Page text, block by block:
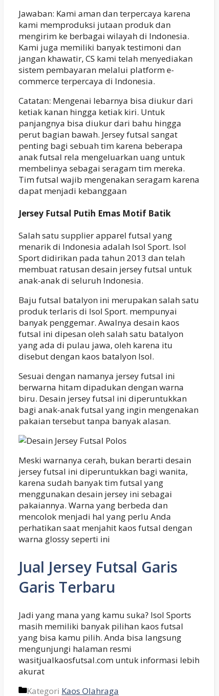
Jawaban: Kami aman dan terpercaya karena
kami memproduksi jutaan produk dan
mengirim ke berbagai wilayah di Indonesia.
Kami juga memiliki banyak testimoni dan
jangan khawatir, CS kami telah menyediakan
sistem pembayaran melalui platform e-
commerce terpercaya di Indonesia.
Catatan: Mengenai lebarnya bisa diukur dari
ketiak kanan hingga ketiak kiri. Untuk
panjangnya bisa diukur dari bahu hingga
perut bagian bawah. Jersey futsal sangat
penting bagi sebuah tim karena beberapa
anak futsal rela mengeluarkan uang untuk
membelinya sebagai seragam tim mereka.
Tim futsal wajib mengenakan seragam karena
dapat menjadi kebanggaan
Jersey Futsal Putih Emas Motif Batik
Salah satu supplier apparel futsal yang
menarik di Indonesia adalah Isol Sport. Isol
Sport didirikan pada tahun 2013 dan telah
membuat ratusan desain jersey futsal untuk
anak-anak di seluruh Indonesia.
Baju futsal batalyon ini merupakan salah satu
produk terlaris di Isol Sport. mempunyai
banyak penggemar. Awalnya desain kaos
futsal ini dipesan oleh salah satu batalyon
yang ada di pulau jawa, oleh karena itu
disebut dengan kaos batalyon Isol.
Sesuai dengan namanya jersey futsal ini
berwarna hitam dipadukan dengan warna
biru. Desain jersey futsal ini diperuntukkan
bagi anak-anak futsal yang ingin mengenakan
pakaian tersebut tanpa banyak alasan.
Meski warnanya cerah, bukan berarti desain
jersey futsal ini diperuntukkan bagi wanita,
karena sudah banyak tim futsal yang
menggunakan desain jersey ini sebagai
pakaiannya. Warna yang berbeda dan
mencolok menjadi hal yang perlu Anda
perhatikan saat menjahit kaos futsal dengan
warna glossy seperti ini
Jual Jersey Futsal Garis
Garis Terbaru
Jadi yang mana yang kamu suka? Isol Sports
masih memiliki banyak pilihan kaos futsal
yang bisa kamu pilih. Anda bisa langsung
mengunjungi halaman resmi
wasitjualkaosfutsal.com untuk informasi lebih
akurat
Kategori Kaos Olahraga